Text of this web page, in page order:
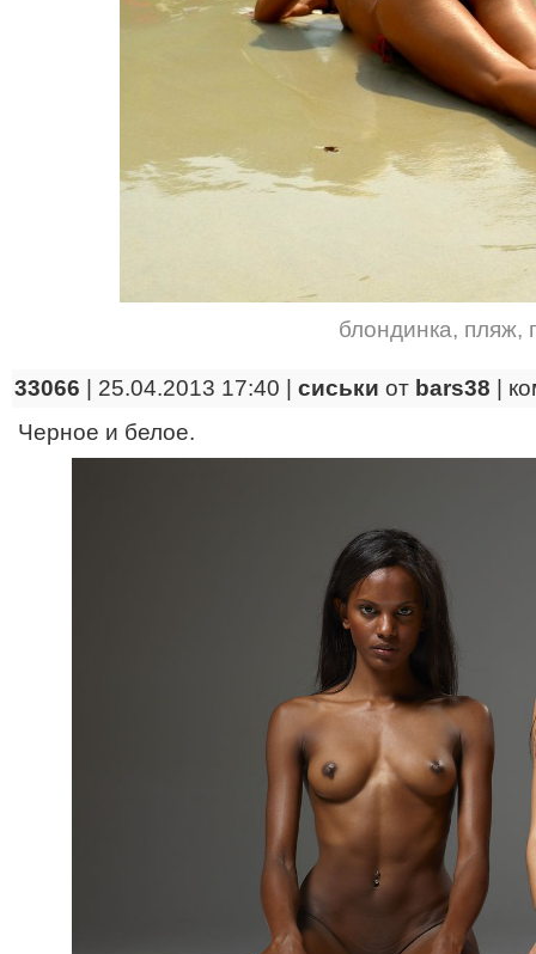
блондинка, пляж,
33066 | 25.04.2013 17:40 | сиськи от bars38
Черное и белое.